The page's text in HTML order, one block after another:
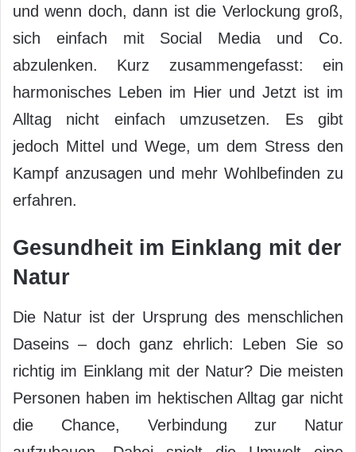
und wenn doch, dann ist die Verlockung groß,
sich einfach mit Social Media und Co.
abzulenken. Kurz zusammengefasst: ein
harmonisches Leben im Hier und Jetzt ist im
Alltag nicht einfach umzusetzen. Es gibt
jedoch Mittel und Wege, um dem Stress den
Kampf anzusagen und mehr Wohlbefinden zu
erfahren.
Gesundheit im Einklang mit der
Natur
Die Natur ist der Ursprung des menschlichen
Daseins – doch ganz ehrlich: Leben Sie so
richtig im Einklang mit der Natur? Die meisten
Personen haben im hektischen Alltag gar nicht
die Chance, Verbindung zur Natur